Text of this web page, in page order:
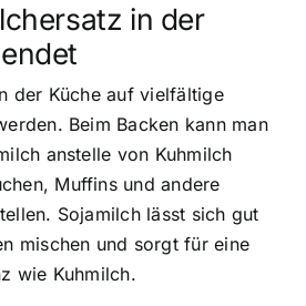
in der
der Küche auf vielfältige
Beim Backen kann man
anstelle von Kuhmilch
Muffins und andere
Sojamilch lässt sich gut
mischen und sorgt für eine
wie Kuhmilch.